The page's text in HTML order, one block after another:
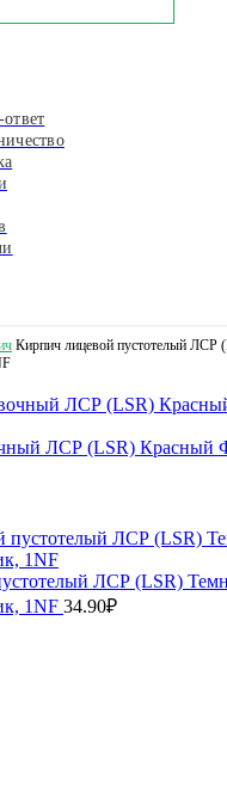
Кирпич лицевой пустотелый ЛСР
ЛСР (LSR) Красный
ЛСР (LSR)
1NF 34.90₽